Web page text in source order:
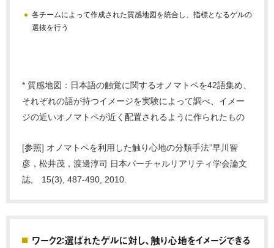
各チームによって作成された質感地図を統合し、指標となるゲルの
選抜を行う
* 質感地図：日本語の触覚に関するオノマトペを42語集め、
それぞれの語が持つイメージを実験によって調べ、イメー
ジの近いオノマトペが近く配置されるように作られたもの
[参照] オノマトペを利用した触り心地の分類手法”早川智
彦，松井茂，渡邊淳司 日本バーチャルリアリティ学会論文
誌, 15(3), 487-490, 2010.
ワーク2：選ばれたゲルに対し、触り心地をイメージできる